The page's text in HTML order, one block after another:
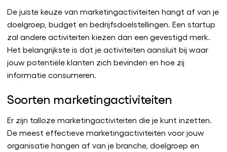
De juiste keuze van marketingactiviteiten hangt af van je
doelgroep, budget en bedrijfsdoelstellingen. Een startup
zal andere activiteiten kiezen dan een gevestigd merk.
Het belangrijkste is dat je activiteiten aansluit bij waar
jouw potentiële klanten zich bevinden en hoe zij
informatie consumeren.
Soorten marketingactiviteiten
Er zijn talloze marketingactiviteiten die je kunt inzetten.
De meest effectieve marketingactiviteiten voor jouw
organisatie hangen af van je branche, doelgroep en